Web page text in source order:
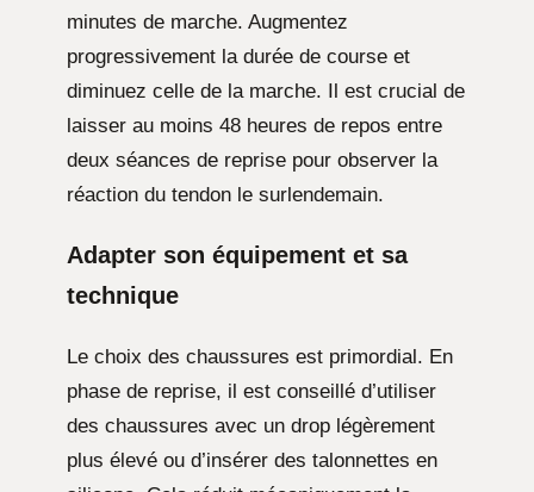
minutes de marche. Augmentez
progressivement la durée de course et
diminuez celle de la marche. Il est crucial de
laisser au moins 48 heures de repos entre
deux séances de reprise pour observer la
réaction du tendon le surlendemain.
Adapter son équipement et sa
technique
Le choix des chaussures est primordial. En
phase de reprise, il est conseillé d’utiliser
des chaussures avec un drop légèrement
plus élevé ou d’insérer des talonnettes en